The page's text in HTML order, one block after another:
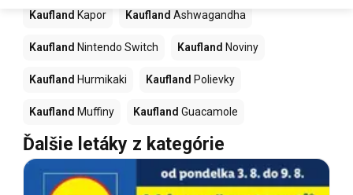
Kaufland Kapor Kaufland Ashwagandha
Kaufland Nintendo Switch Kaufland Noviny
Kaufland Hurmikaki Kaufland Polievky
Kaufland Muffiny Kaufland Guacamole
Ďalšie letáky z kategórie